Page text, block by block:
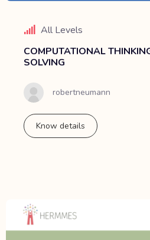
All Levels
COMPUTATIONAL
SOLVING
robertneumann
Know details